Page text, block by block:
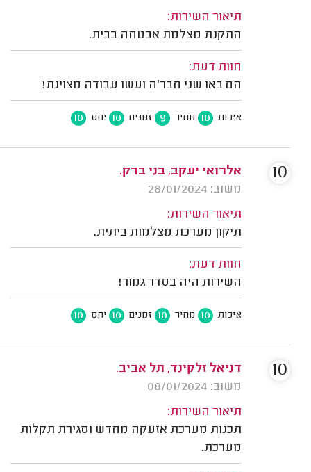
תיאור השירות:
התקנת מצלמת אבטחה בבית.
חוות דעת:
הם באו שני חבר'ה ועשו עבודה מצוינת!
איכות 10 מחיר 9 זמנים 10 יחס 10
אלרואי יעקב, בני ברק.
משוב: 28/01/2024
תיאור השירות:
תיקון מערכת מצלמות ביתית.
חוות דעת:
השירות היה בסדר גמור!
איכות 10 מחיר 10 זמנים 10 יחס 10
10
דניאל זלקינד, תל אביב.
משוב: 08/01/2024
תיאור השירות:
תכנות מערכת אזעקה מחדש וסגירת תקלות
מערכת.
10